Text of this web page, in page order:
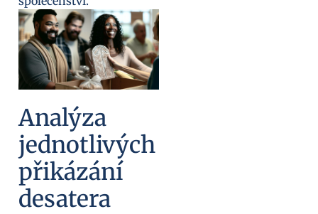
Analýza
jednotlivých
přikázání
desatera